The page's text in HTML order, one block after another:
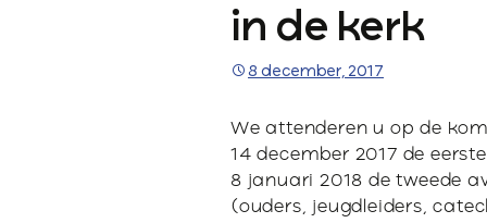
Over de kerkdienst
Archief liturgie
in de kerk
8 december, 2017
We attenderen u op de
14 december 2017 de
8 januari 2018 de tweede
(ouders, jeugdleiders,